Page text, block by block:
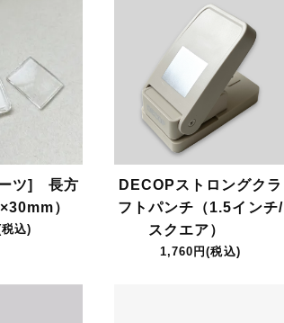
ツ] 長方
）
込)
DECOPストロングクラ
フトパンチ（1.5インチ/
スクエア）
1,760円(税込)